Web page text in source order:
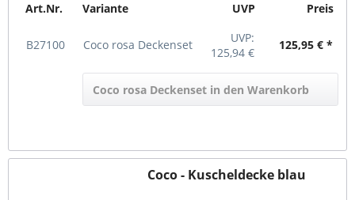
Art.Nr. Variante UVP Preis
B27100 Coco rosa Deckenset
UVP:
125,94 €
125,95 € *
Coco rosa Deckenset in den Warenkorb
Coco - Kuscheldecke blau